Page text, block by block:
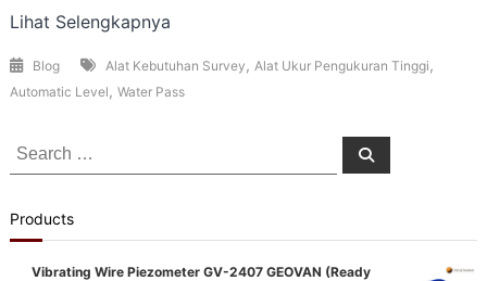
Lihat Selengkapnya
Blog Alat Kebutuhan Survey , Alat Ukur Pengukuran Tinggi ,
Automatic Level , Water Pass
Search
for:
Search
Products
Vibrating Wire Piezometer GV-2407 GEOVAN (Ready